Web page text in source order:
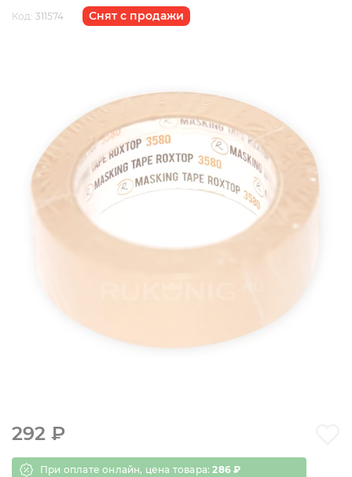
Код: 311574 Снят с продажи
292 ₽
При оплате онлайн, цена товара:286 ₽